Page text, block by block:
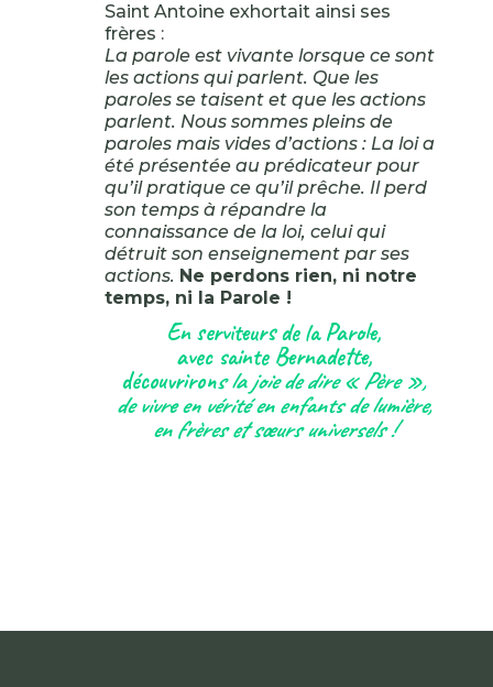
Saint Antoine exhortait ainsi ses
frères :
La parole est vivante lorsque ce sont
les actions qui parlent. Que les
paroles se taisent et que les actions
parlent. Nous sommes pleins de
paroles mais vides d’actions : La loi a
été présentée au prédicateur pour
qu’il pratique ce qu’il prêche. Il perd
son temps à répandre la
connaissance de la loi, celui qui
détruit son enseignement par ses
actions. Ne perdons rien, ni notre
temps, ni la Parole !
En serviteurs de la Parole,
avec sainte Bernadette,
découvrirons la joie de dire « Père »,
de vivre en vérité en enfants de lumière,
en frères et sœurs universels !